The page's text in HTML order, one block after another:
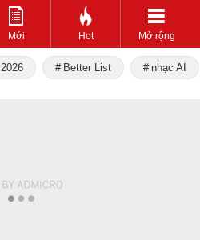
Mới Hot Mở rộng
Better List nhạc AI